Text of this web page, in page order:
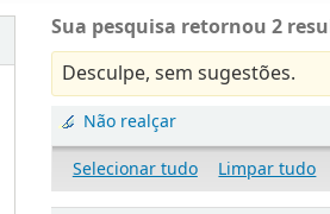
Sua pesquisa retornou 2
Desculpe, sem sugestões.
Não realçar
Selecionar tudo
Limpar tudo